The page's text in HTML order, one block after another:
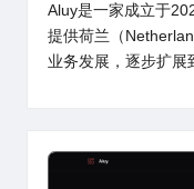
Aluy是一家成立于
提供荷兰（
业务发展，逐步扩展